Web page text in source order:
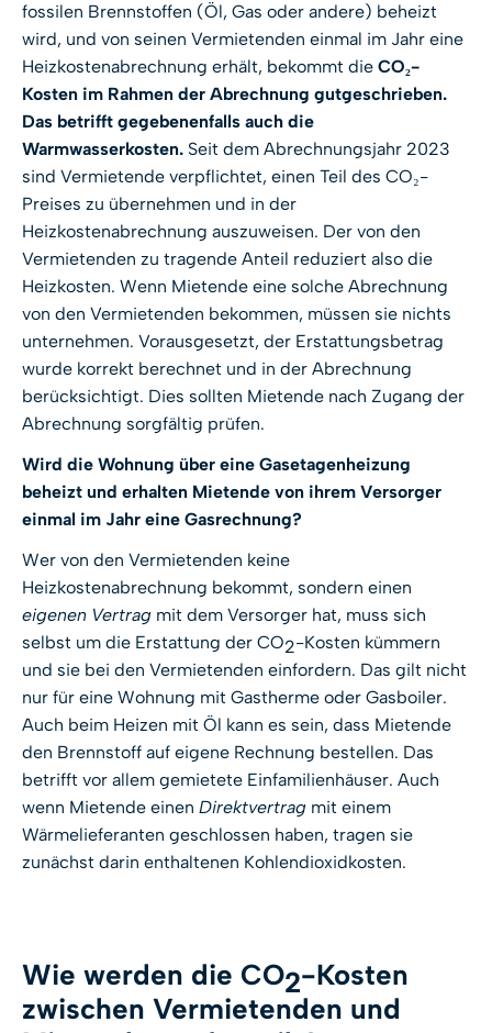
fossilen Brennstoffen (Öl, Gas oder andere) beheizt
wird, und von seinen Vermietenden einmal im Jahr eine
Heizkostenabrechnung erhält, bekommt die CO₂-
Kosten im Rahmen der Abrechnung gutgeschrieben.
Das betrifft gegebenenfalls auch die
Warmwasserkosten. Seit dem Abrechnungsjahr 2023
sind Vermietende verpflichtet, einen Teil des CO₂-
Preises zu übernehmen und in der
Heizkostenabrechnung auszuweisen. Der von den
Vermietenden zu tragende Anteil reduziert also die
Heizkosten. Wenn Mietende eine solche Abrechnung
von den Vermietenden bekommen, müssen sie nichts
unternehmen. Vorausgesetzt, der Erstattungsbetrag
wurde korrekt berechnet und in der Abrechnung
berücksichtigt. Dies sollten Mietende nach Zugang der
Abrechnung sorgfältig prüfen.
Wird die Wohnung über eine Gasetagenheizung
beheizt und erhalten Mietende von ihrem Versorger
einmal im Jahr eine Gasrechnung?
Wer von den Vermietenden keine
Heizkostenabrechnung bekommt, sondern einen
eigenen Vertrag mit dem Versorger hat, muss sich
selbst um die Erstattung der CO2-Kosten kümmern
und sie bei den Vermietenden einfordern. Das gilt nicht
nur für eine Wohnung mit Gastherme oder Gasboiler.
Auch beim Heizen mit Öl kann es sein, dass Mietende
den Brennstoff auf eigene Rechnung bestellen. Das
betrifft vor allem gemietete Einfamilienhäuser. Auch
wenn Mietende einen Direktvertrag mit einem
Wärmelieferanten geschlossen haben, tragen sie
zunächst darin enthaltenen Kohlendioxidkosten.
Wie werden die CO2-Kosten
zwischen Vermietenden und